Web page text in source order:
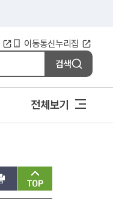
이동통신누리집
검색
전체보기
맨위로